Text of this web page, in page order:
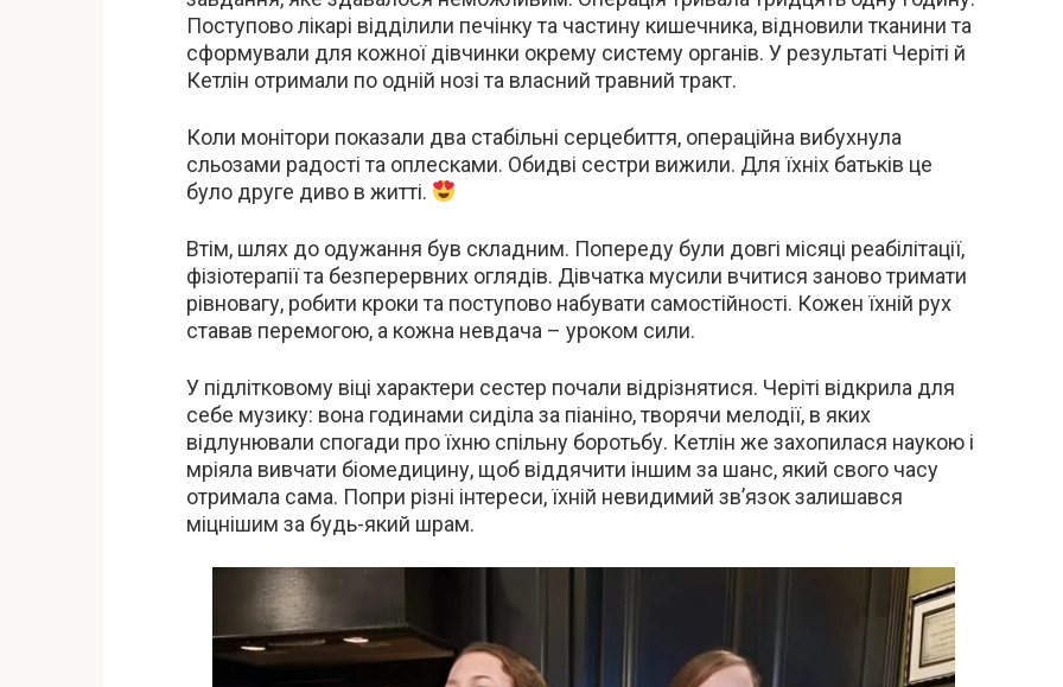
Поступово лікарі відділили печінку та частину кишечника, відновили тканини та
сформували для кожної дівчинки окрему систему органів. У результаті Черіті й
Кетлін отримали по одній нозі та власний травний тракт.
Коли монітори показали два стабільні серцебиття, операційна вибухнула
сльозами радості та оплесками. Обидві сестри вижили. Для їхніх батьків це
було друге диво в житті.
Втім, шлях до одужання був складним. Попереду були довгі місяці реабілітації,
фізіотерапії та безперервних оглядів. Дівчатка мусили вчитися заново тримати
рівновагу, робити кроки та поступово набувати самостійності. Кожен їхній рух
ставав перемогою, а кожна невдача – уроком сили.
У підлітковому віці характери сестер почали відрізнятися. Черіті відкрила для
себе музику: вона годинами сиділа за піаніно, творячи мелодії, в яких
відлунювали спогади про їхню спільну боротьбу. Кетлін же захопилася наукою і
мріяла вивчати біомедицину, щоб віддячити іншим за шанс, який свого часу
отримала сама. Попри різні інтереси, їхній невидимий зв’язок залишався
міцнішим за будь-який шрам.